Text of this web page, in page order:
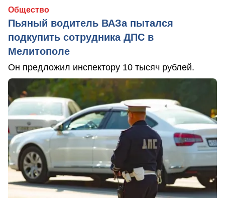
Общество
Пьяный водитель ВАЗа пытался
подкупить сотрудника ДПС в
Мелитополе
Он предложил инспектору 10 тысяч рублей.